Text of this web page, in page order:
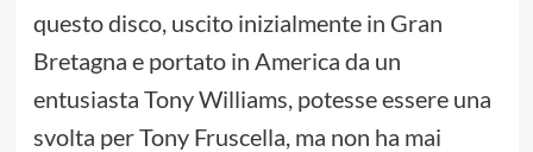
questo disco, uscito inizialmente in Gran
Bretagna e portato in America da un
entusiasta Tony Williams, potesse essere una
svolta per Tony Fruscella, ma non ha mai